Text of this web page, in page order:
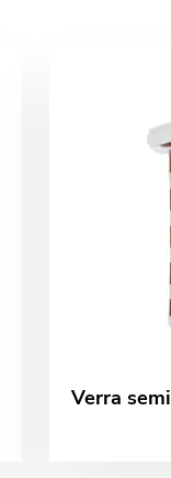
Verra semi